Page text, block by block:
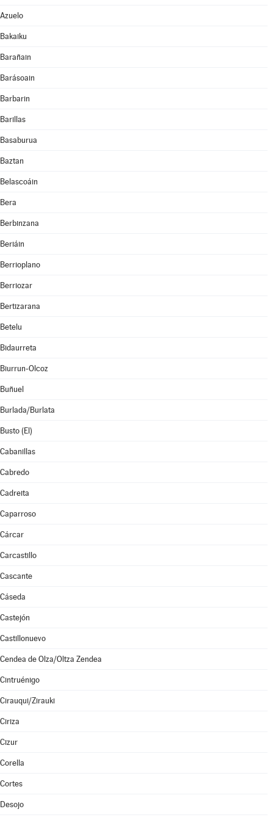
Azuelo
Bakaiku
Barañain
Barásoain
Barbarin
Barillas
Basaburua
Baztan
Belascoáin
Bera
Berbinzana
Beriáin
Berrioplano
Berriozar
Bertizarana
Betelu
Bidaurreta
Biurrun-Olcoz
Buñuel
Burlada/Burlata
Busto (El)
Cabanillas
Cabredo
Cadreita
Caparroso
Cárcar
Carcastillo
Cascante
Cáseda
Castejón
Castillonuevo
Cendea de Olza/Oltza Zendea
Cintruénigo
Cirauqui/Zirauki
Ciriza
Cizur
Corella
Cortes
Desojo